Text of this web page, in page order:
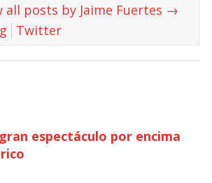
all posts by Jaime Fuertes →
Twitter
espectáculo por encima